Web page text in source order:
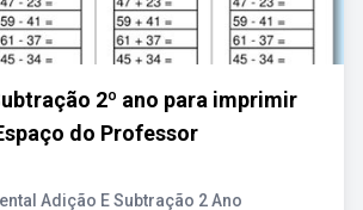
2º ano para imprimir
do Professor
Adição E Subtração 2 Ano